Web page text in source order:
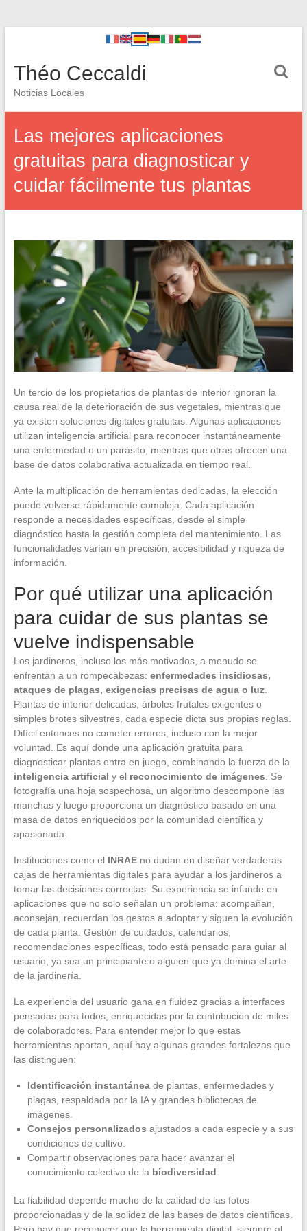
Théo Ceccaldi
Noticias Locales
Las mejores aplicaciones
gratuitas para diagnosticar y
cuidar fácilmente tus plantas
Un tercio de los propietarios de plantas de interior ignoran la
causa real de la deterioración de sus vegetales, mientras que
ya existen soluciones digitales gratuitas. Algunas aplicaciones
utilizan inteligencia artificial para reconocer instantáneamente
una enfermedad o un parásito, mientras que otras ofrecen una
base de datos colaborativa actualizada en tiempo real.
Ante la multiplicación de herramientas dedicadas, la elección
puede volverse rápidamente compleja. Cada aplicación
responde a necesidades específicas, desde el simple
diagnóstico hasta la gestión completa del mantenimiento. Las
funcionalidades varían en precisión, accesibilidad y riqueza de
información.
Por qué utilizar una aplicación
para cuidar de sus plantas se
vuelve indispensable
Los jardineros, incluso los más motivados, a menudo se
enfrentan a un rompecabezas: enfermedades insidiosas,
ataques de plagas, exigencias precisas de agua o luz.
Plantas de interior delicadas, árboles frutales exigentes o
simples brotes silvestres, cada especie dicta sus propias reglas.
Difícil entonces no cometer errores, incluso con la mejor
voluntad. Es aquí donde una aplicación gratuita para
diagnosticar plantas entra en juego, combinando la fuerza de la
inteligencia artificial y el reconocimiento de imágenes . Se
fotografía una hoja sospechosa, un algoritmo descompone las
manchas y luego proporciona un diagnóstico basado en una
masa de datos enriquecidos por la comunidad científica y
apasionada.
Instituciones como el INRAEno dudan en diseñar verdaderas
cajas de herramientas digitales para ayudar a los jardineros a
tomar las decisiones correctas. Su experiencia se infunde en
aplicaciones que no solo señalan un problema: acompañan,
aconsejan, recuerdan los gestos a adoptar y siguen la evolución
de cada planta. Gestión de cuidados, calendarios,
recomendaciones específicas, todo está pensado para guiar al
usuario, ya sea un principiante o alguien que ya domina el arte
de la jardinería.
La experiencia del usuario gana en fluidez gracias a interfaces
pensadas para todos, enriquecidas por la contribución de miles
de colaboradores. Para entender mejor lo que estas
herramientas aportan, aquí hay algunas grandes fortalezas que
las distinguen:
Identificación instantáneade plantas, enfermedades y
plagas, respaldada por la IA y grandes bibliotecas de
imágenes.
Consejos personalizados ajustados a cada especie y a sus
condiciones de cultivo.
Compartir observaciones para hacer avanzar el
conocimiento colectivo de la biodiversidad
La fiabilidad depende mucho de la calidad de las fotos
proporcionadas y de la solidez de las bases de datos científicas.